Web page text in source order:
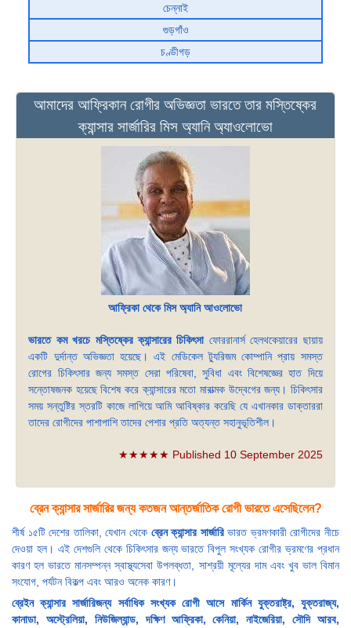
চেন্নাই
গুড়গাঁও
চণ্ডীগড়
আমাদের আফ্রিকান রোগীর অভিজ্ঞতা ভারতে তার মস্তিষ্কের
ক্যান্সার সার্জারির মিস অ্যানি অ্যাওলোভো
আফ্রিকা থেকে মিস অ্যানি আওলোভো
ভারতে কম খরচে মস্তিষ্কের ক্যান্সারের চিকিৎসাফোররানার্স হেলথকেয়ারের ছায়ায়
একটি দুর্দান্ত অভিজ্ঞতা হয়েছে। এই মেডিকেল ট্যুরিজম কোম্পানি প্রায় সমস্ত
রোগের চিকিৎসার জন্য সমস্ত সেরা পরিষেবা, সুবিধা এবং বিশেষজ্ঞের হাত দিয়ে
সন্তোষজনক হয়েছে বিশেষ করে ক্যান্সারের মতো মারাত্মক উদ্বেগের জন্য। চিকিৎসার
সময় সন্তুষ্টির স্তরটি কাজে লাগিয়ে আমি আবিষ্কার করেছি যে এখানকার ডাক্তাররা
তাদের রোগীদের পাশাপাশি তাদের পেশার প্রতি অত্যন্ত সহানুভূতিশীল।
★★★★★ Published 10 September 2025
ব্রেন ক্যান্সার সার্জারির জন্য কতজন আন্তর্জাতিক রোগী ভারতে এসেছিলেন?
শীর্ষ ১৫টি দেশের তালিকা, যেখান থেকে ব্রেন ক্যান্সার সার্জারিভারত ভ্রমণকারী রোগীদের নীচে
দেওয়া হল। এই দেশগুলি থেকে চিকিৎসার জন্য ভারতে বিপুল সংখ্যক রোগীর ভ্রমণের প্রধান
কারণ হল ভারতে মানসম্পন্ন স্বাস্থ্যসেবা উপলব্ধতা, সাশ্রয়ী মূল্যের দাম এবং খুব ভাল বিমান
সংযোগ, পর্যটন বিকল্প এবং আরও অনেক কারণ।
ব্রেইন ক্যান্সার সার্জারিজন্য সর্বাধিক সংখ্যক রোগী আসেমার্কিন যুক্তরাষ্ট্র, যুক্তরাজ্য,
কানাডা, অস্ট্রেলিয়া, নিউজিল্যান্ড, দক্ষিণ আফ্রিকা, কেনিয়া, নাইজেরিয়া, সৌদি আরব,